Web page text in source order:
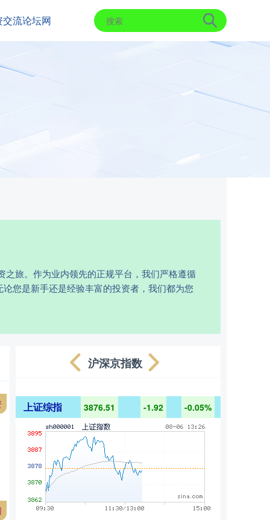
流论坛网
旅。作为业内领先的正规平台，我们严格遵循
您是新手还是经验丰富的投资者，我们都为您
沪深京指数
上证综指 3876.51 -1.92 -0.05%